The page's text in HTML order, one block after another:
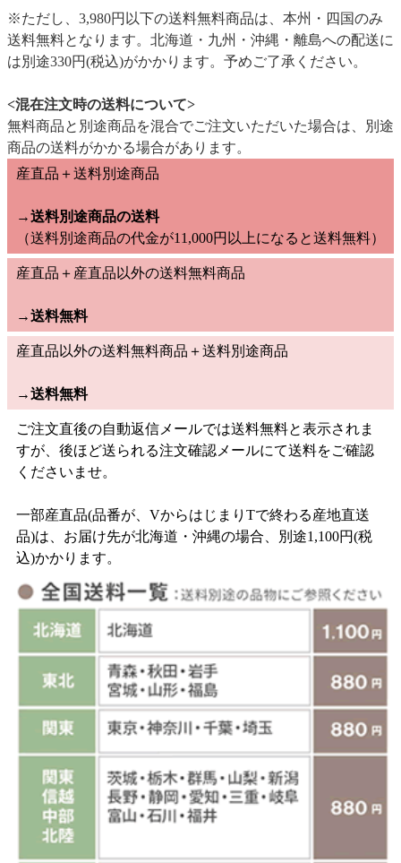
※ただし、3,980円以下の送料無料商品は、本州・四国のみ
送料無料となります。北海道・九州・沖縄・離島への配送に
は別途330円(税込)がかかります。予めご了承ください。
<混在注文時の送料について>
無料商品と別途商品を混合でご注文いただいた場合は、別途
商品の送料がかかる場合があります。
産直品＋送料別途商品
→送料別途商品の送料
（送料別途商品の代金が11,000円以上になると送料無料）
産直品＋産直品以外の送料無料商品
→送料無料
産直品以外の送料無料商品＋送料別途商品
→送料無料
ご注文直後の自動返信メールでは送料無料と表示されま
すが、後ほど送られる注文確認メールにて送料をご確認
くださいませ。
一部産直品(品番が、VからはじまりTで終わる産地直送
品)は、お届け先が北海道・沖縄の場合、別途1,100円(税
込)かかります。